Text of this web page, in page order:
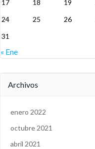
17
18 19
24
25 26
31
« Ene
Archivos
enero 2022
octubre 2021
abril 2021